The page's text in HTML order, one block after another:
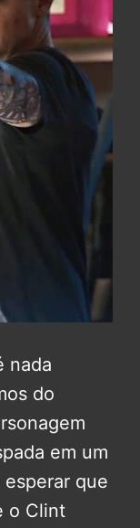
nada
do
em um
que
o Clint